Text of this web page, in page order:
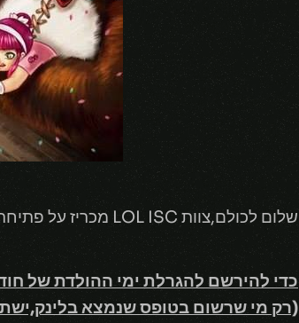
שלום לכולם,צוות LOL ISC מכריז על פתיחת הגרלת ימי ההולדת של חודש פברואר –
כדי להירשם להגרלת ימי ההולדת של
(רק מי שרשום בטופס שנמצא